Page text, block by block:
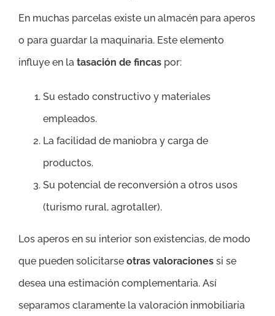
En muchas parcelas existe un almacén para aperos
o para guardar la maquinaria. Este elemento
influye en la tasación de fincas por:
Su estado constructivo y materiales
empleados.
La facilidad de maniobra y carga de
productos.
Su potencial de reconversión a otros usos
(turismo rural, agrotaller).
Los aperos en su interior son existencias, de modo
que pueden solicitarse otras valoraciones si se
desea una estimación complementaria. Así
separamos claramente la valoración inmobiliaria